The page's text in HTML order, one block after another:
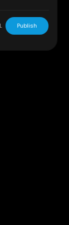
Publish